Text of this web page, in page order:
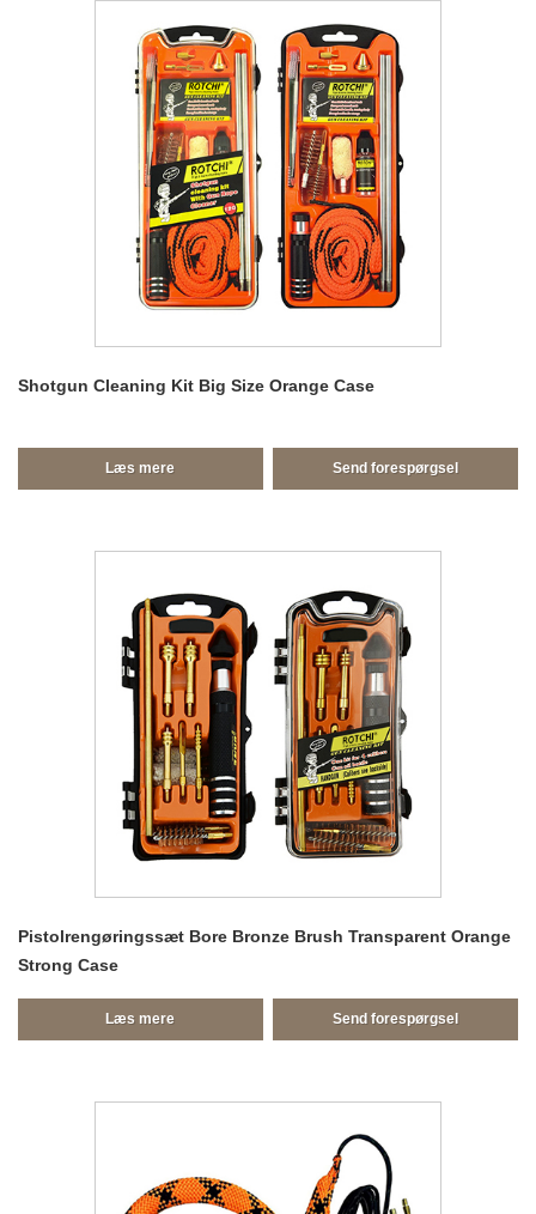
Shotgun Cleaning Kit Big Size Orange Case
Læs mere Send forespørgsel
Pistolrengøringssæt Bore Bronze Brush Transparent Orange
Strong Case
Læs mere Send forespørgsel